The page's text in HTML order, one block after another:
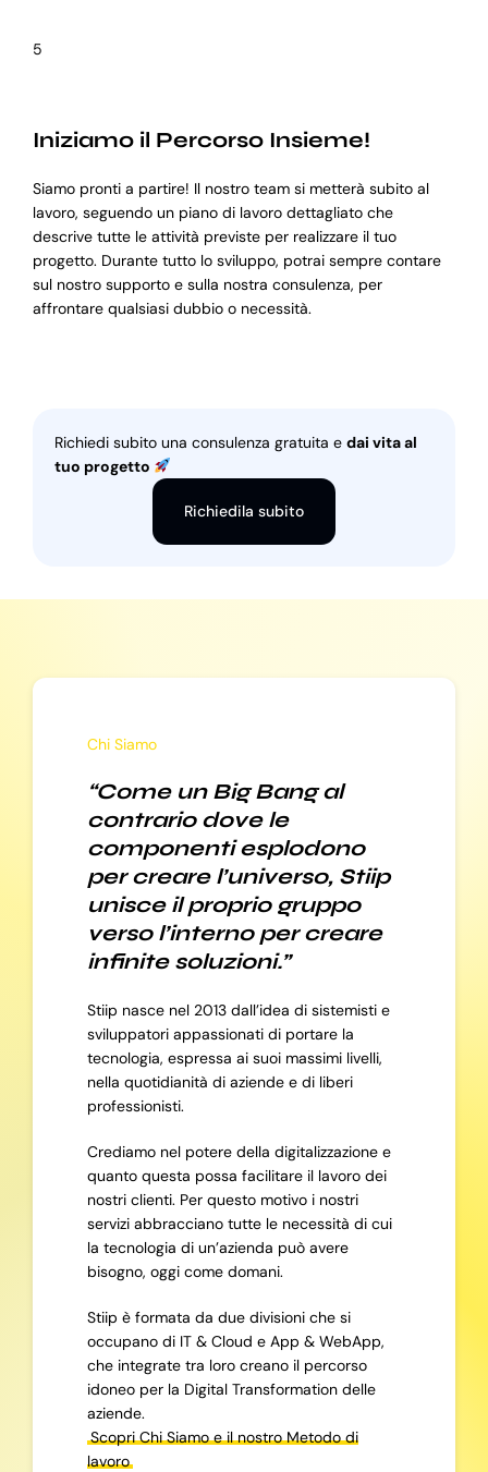
5
Iniziamo il Percorso Insieme!
Siamo pronti a partire! Il nostro team si metterà subito al
lavoro, seguendo un piano di lavoro dettagliato che
descrive tutte le attività previste per realizzare il tuo
progetto. Durante tutto lo sviluppo, potrai sempre contare
sul nostro supporto e sulla nostra consulenza, per
affrontare qualsiasi dubbio o necessità.
Richiedi subito una consulenza gratuita e dai vita al
tuo progetto
Richiedila subito
Chi Siamo
“Come un Big Bang al
contrario dove le
componenti esplodono
per creare l’universo, Stiip
unisce il proprio gruppo
verso l’interno per creare
infinite soluzioni.”
Stiip nasce nel 2013 dall’idea di sistemisti e
sviluppatori appassionati di portare la
tecnologia, espressa ai suoi massimi livelli,
nella quotidianità di aziende e di liberi
professionisti.
Crediamo nel potere della digitalizzazione e
quanto questa possa facilitare il lavoro dei
nostri clienti. Per questo motivo i nostri
servizi abbracciano tutte le necessità di cui
la tecnologia di un’azienda può avere
bisogno, oggi come domani.
Stiip è formata da due divisioni che si
occupano di IT & Cloud e App & WebApp,
che integrate tra loro creano il percorso
idoneo per la Digital Transformation delle
aziende.
Scopri Chi Siamo e il nostro Metodo di
lavoro